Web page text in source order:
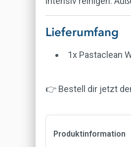
Lieferumfang
1x Pastaclean
👉 Bestell dir jetzt
Produktinformation